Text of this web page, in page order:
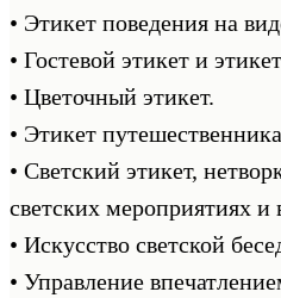
• Этикет поведения на
• Гостевой этикет и
• Цветочный этикет.
• Этикет
• Светский этикет,
светских мероприятиях
• Искусство светской
• Управление